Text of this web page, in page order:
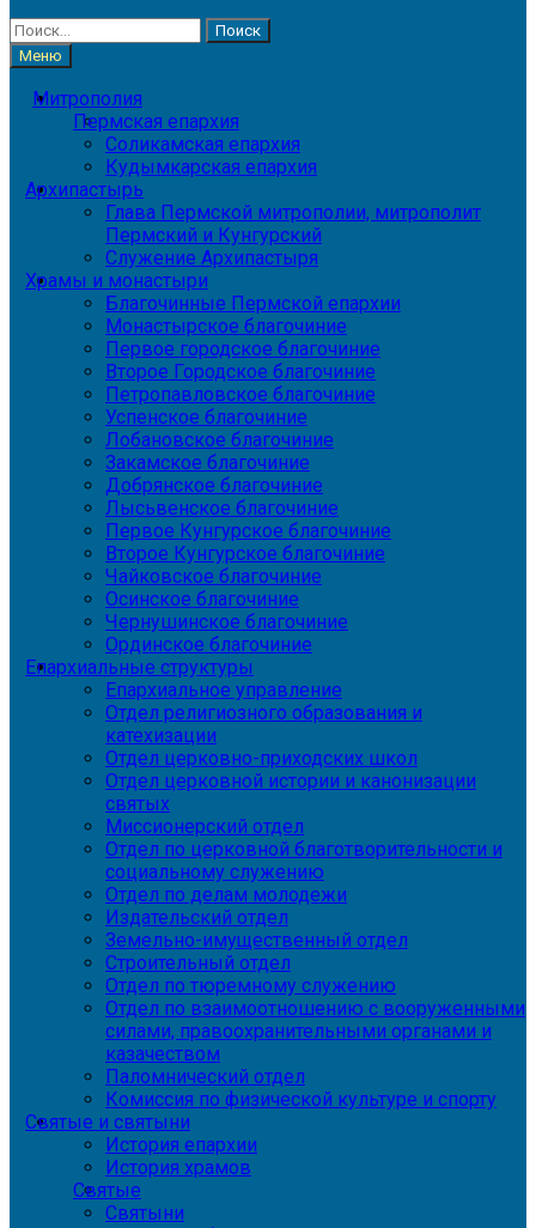
Найти:
Меню
Митрополия
Пермская епархия
Соликамская епархия
Кудымкарская епархия
Архипастырь
Глава Пермской митрополии, митрополит
Пермский и Кунгурский
Служение Архипастыря
Храмы и монастыри
Благочинные Пермской епархии
Монастырское благочиние
Первое городское благочиние
Второе Городское благочиние
Петропавловское благочиние
Успенское благочиние
Лобановское благочиние
Закамское благочиние
Добрянское благочиние
Лысьвенское благочиние
Первое Кунгурское благочиние
Второе Кунгурское благочиние
Чайковское благочиние
Осинское благочиние
Чернушинское благочиние
Ординское благочиние
Епархиальные структуры
Епархиальное управление
Отдел религиозного образования и
катехизации
Отдел церковно-приходских школ
Отдел церковной истории и канонизации
святых
Миссионерский отдел
Отдел по церковной благотворительности и
социальному служению
Отдел по делам молодежи
Издательский отдел
Земельно-имущественный отдел
Строительный отдел
Отдел по тюремному служению
Отдел по взаимоотношению с вооруженными
силами, правоохранительными органами и
казачеством
Паломнический отдел
Комиссия по физической культуре и спорту
Святые и святыни
История епархии
История храмов
Святые
Святыни